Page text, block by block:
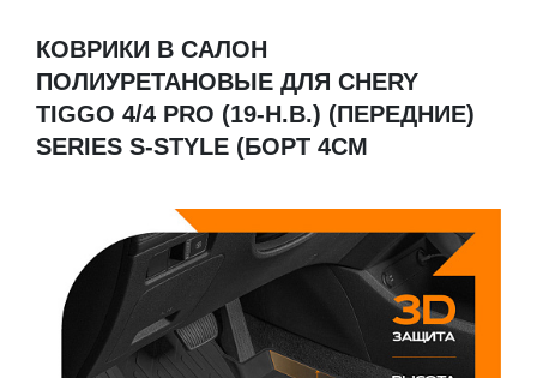
КОВРИКИ В САЛОН
ПОЛИУРЕТАНОВЫЕ ДЛЯ CHERY
TIGGO 4/4 PRO (19-Н.В.) (ПЕРЕДНИЕ)
SERIES S-STYLE (БОРТ 4СМ